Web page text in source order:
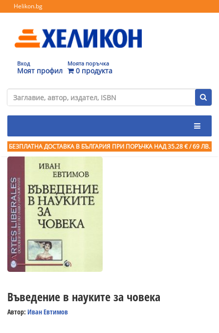
Helikon.bg
Вход
Моят профил
Моята поръчка
0 продукта
БЕЗПЛАТНА ДОСТАВКА В БЪЛГАРИЯ ПРИ ПОРЪЧКА НАД 35.28 € / 69 ЛВ.
Въведение в науките за човека
Автор: Иван Евтимов